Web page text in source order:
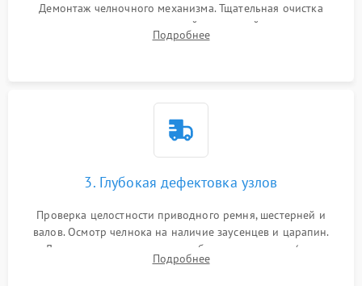
Демонтаж челночного механизма. Тщательная очистка
внутренних узлов от скопившейся тканевой пыли, очесов,
остатков старой смазки и обрывков нитей с помощью
Подробнее
3. Глубокая дефектовка узлов
Проверка целостности приводного ремня, шестерней и
валов. Осмотр челнока на наличие заусенцев и царапин.
Диагностика электромотора, блока управления (для
компьютерных машин), нитевдевателя и механизма
Подробнее